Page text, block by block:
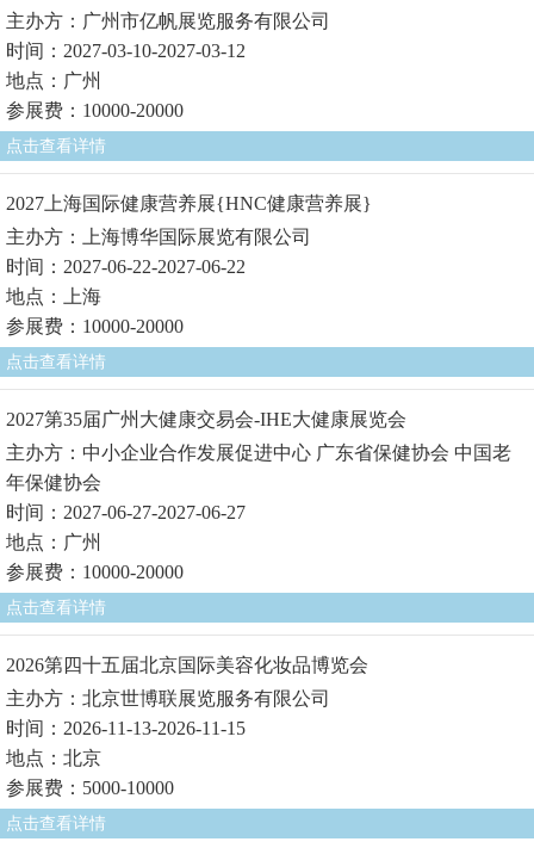
主办方：广州市亿帆展览服务有限公司
时间：2027-03-10-2027-03-12
地点：广州
参展费：10000-20000
点击查看详情
2027上海国际健康营养展{HNC健康营养展}
主办方：上海博华国际展览有限公司
时间：2027-06-22-2027-06-22
地点：上海
参展费：10000-20000
点击查看详情
2027第35届广州大健康交易会-IHE大健康展览会
主办方：中小企业合作发展促进中心 广东省保健协会 中国老
年保健协会
时间：2027-06-27-2027-06-27
地点：广州
参展费：10000-20000
点击查看详情
2026第四十五届北京国际美容化妆品博览会
主办方：北京世博联展览服务有限公司
时间：2026-11-13-2026-11-15
地点：北京
参展费：5000-10000
点击查看详情